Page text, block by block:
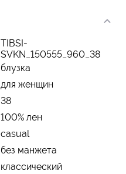
TIBSI-
SVKN_150555_960_38
блузка
для женщин
38
100% лен
casual
без манжета
классический